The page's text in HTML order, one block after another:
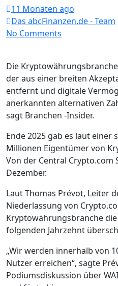
11 Monaten ago
Das abcFinanzen.de - Team
No Comments
Die
der aus einer breiten
entfernt und digitale
anerkannten alternativen
sagt Branchen -Insider.
Ende 2025 gab es laut einer
Millionen Eigentümer von
Von der Central Crypto.com
Dezember.
Laut Thomas Prévot, Leiter
Niederlassung von
Kryptowährungsbranche
folgenden Jahrzehnt
„Wir werden innerhalb von
Nutzer erreichen“, sagte
Podiumsdiskussion über